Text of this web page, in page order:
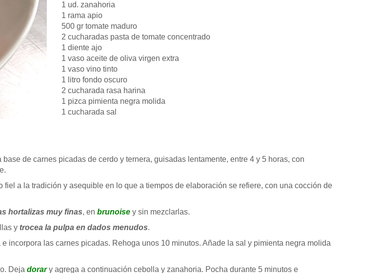
1 ud. zanahoria
1 rama apio
500 gr tomate maduro
2 cucharadas pasta de tomate concentrado
1 diente ajo
1 vaso aceite de oliva virgen extra
1 vaso vino tinto
1 litro fondo oscuro
2 cucharada rasa harina
1 pizca pimienta negra molida
1 cucharada sal
de carnes picadas de cerdo y ternera, guisadas lentamente, entre 4 y 5 horas, con
a la tradición y asequible en lo que a tiempos de elaboración se refiere, con una cocción de
hortalizas muy finas, en brunoise y sin mezclarlas.
y trocea la pulpa en dados menudos.
e incorpora las carnes picadas. Rehoga unos 10 minutos. Añade la sal y pimienta negra molida
Deja dorary agrega a continuación cebolla y zanahoria. Pocha durante 5 minutos e